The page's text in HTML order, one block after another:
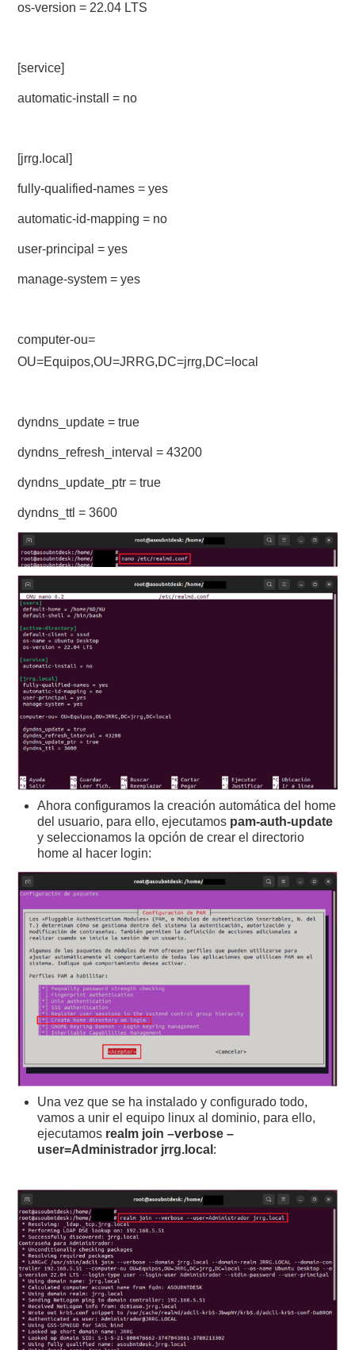
os-version = 22.04 LTS
[service]
automatic-install = no
[jrrg.local]
fully-qualified-names = yes
automatic-id-mapping = no
user-principal = yes
manage-system = yes
computer-ou=
OU=Equipos,OU=JRRG,DC=jrrg,DC=local
dyndns_update = true
dyndns_refresh_interval = 43200
dyndns_update_ptr = true
dyndns_ttl = 3600
Ahora configuramos la creación automática del home
del usuario, para ello, ejecutamos pam-auth-update
y seleccionamos la opción de crear el directorio
home al hacer login:
Una vez que se ha instalado y configurado todo,
vamos a unir el equipo linux al dominio, para ello,
ejecutamos realm join –verbose –
user=Administrador jrrg.local :